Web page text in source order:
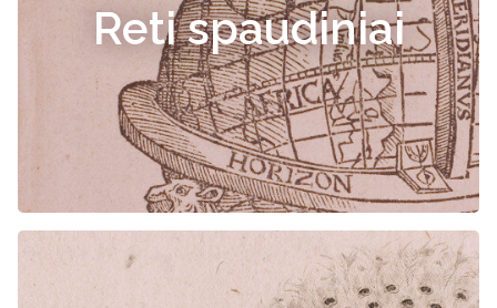
Reti spaudiniai